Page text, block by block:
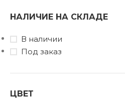
НАЛИЧИЕ НА СКЛАДЕ
В наличии
Под заказ
ЦВЕТ